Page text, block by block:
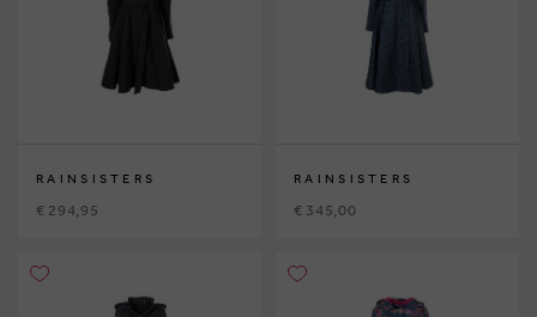
RAINSISTERS
€ 294,95
RAINSISTERS
€ 345,00